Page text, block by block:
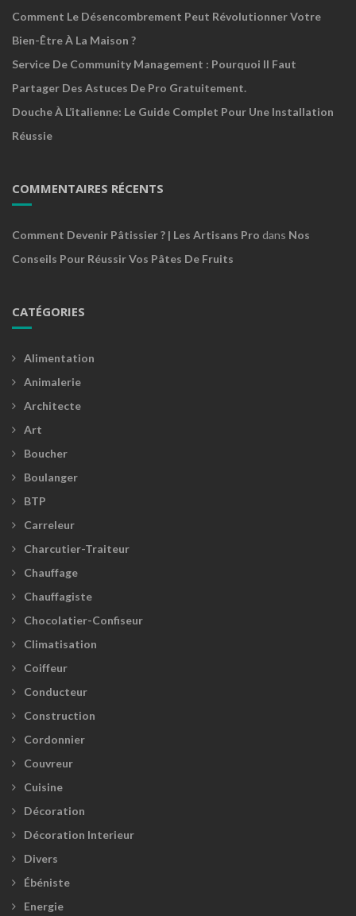
Comment Le Désencombrement Peut Révolutionner Votre
Bien-Être À La Maison ?
Service De Community Management : Pourquoi Il Faut
Partager Des Astuces De Pro Gratuitement.
Douche À L’italienne: Le Guide Complet Pour Une Installation
Réussie
COMMENTAIRES RÉCENTS
Comment Devenir Pâtissier ? | Les Artisans Pro dans Nos
Conseils Pour Réussir Vos Pâtes De Fruits
CATÉGORIES
Alimentation
Animalerie
Architecte
Art
Boucher
Boulanger
BTP
Carreleur
Charcutier-Traiteur
Chauffage
Chauffagiste
Chocolatier-Confiseur
Climatisation
Coiffeur
Conducteur
Construction
Cordonnier
Couvreur
Cuisine
Décoration
Décoration Interieur
Divers
Ébéniste
Energie